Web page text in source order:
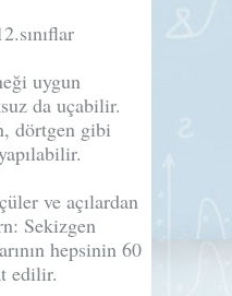
uygun
da uçabilir.
dörtgen gibi
ve açılardan
Sekizgen
hepsinin 60
edilir.